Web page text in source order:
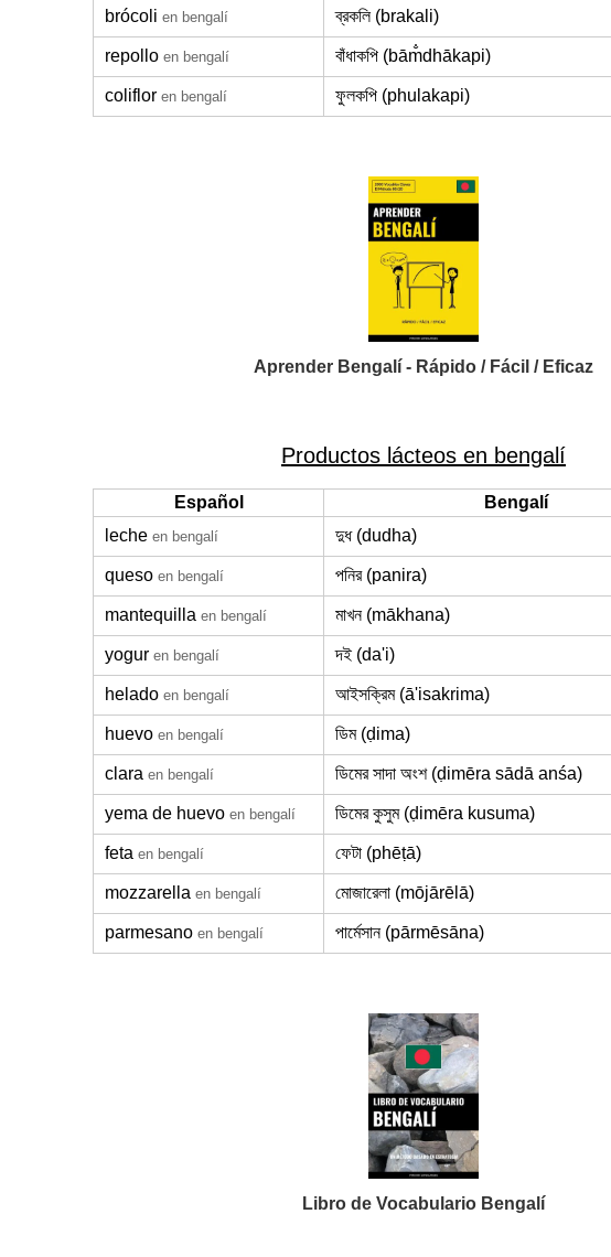
brócoli en bengalí ব্রকলি (brakali)
repollo en bengalí বাঁধাকপি (bām̐dhākapi)
coliflor en bengalí ফুলকপি (phulakapi)
Aprender Bengalí - Rápido / Fácil / Eficaz
Productos lácteos en bengalí
Español
Bengalí
leche en bengalí দুধ (dudha)
queso en bengalí পনির (panira)
mantequilla en bengalí মাখন (mākhana)
yogur en bengalí দই (da'i)
helado en bengalí আইসক্রিম (ā'isakrima)
huevo en bengalí ডিম (ḍima)
clara en bengalí ডিমের সাদা অংশ (ḍimēra sādā anśa)
yema de huevo en bengalí ডিমের কুসুম (ḍimēra kusuma)
feta en bengalí ফেটা (phēṭā)
mozzarella en bengalí মোজারেলা (mōjārēlā)
parmesano en bengalí পার্মেসান (pārmēsāna)
Libro de Vocabulario Bengalí